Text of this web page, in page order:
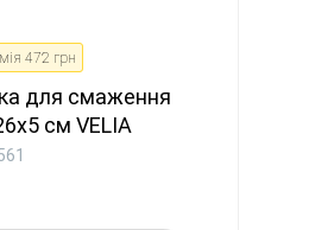
472 грн
для смаження
см VELIA